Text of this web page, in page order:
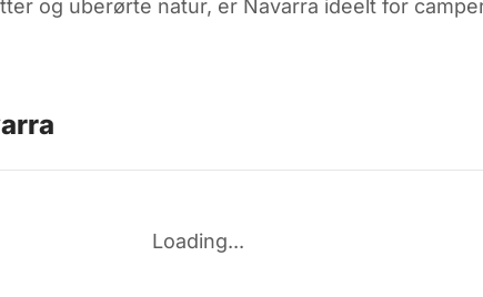
og uberørte natur, er Navarra ideelt for
Loading...